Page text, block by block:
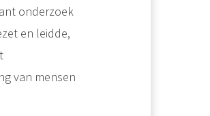
onderzoek
en leidde,
van mensen